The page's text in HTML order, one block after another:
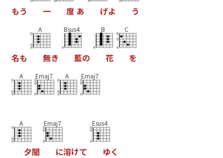
もう 一 度 あ げよ う
名も
A
無き
Bsus4
藍の
B
花
C
を
A Emaj7 A Emaj7
A
夕闇
Emaj7
に溶けて
Esus4
ゆく